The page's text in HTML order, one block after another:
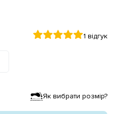
1 відгук
Як вибрати розмір?